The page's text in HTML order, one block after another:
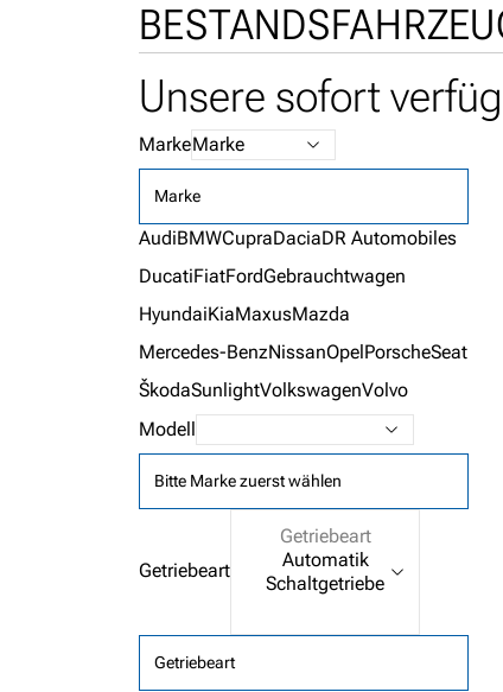
Unsere sofort
Marke
Marke
AudiBMWCupraDaciaDR Automobiles
DucatiFiatFordGebrauchtwagen
HyundaiKiaMaxusMazda
Mercedes-BenzNissanOpel PorscheSeat
ŠkodaSunlightVolkswagenVolvo
Modell
Bitte Marke zuerst wählen
Getriebeart
Getriebeart